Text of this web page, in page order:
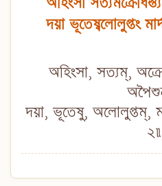
দয়া ভূতেষ্বলোলুপ্তং
অহিংসা, সত্যম্,
দয়া, ভূতেষু, অলোলুপ্তম্,
২॥